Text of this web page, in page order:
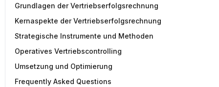
Grundlagen der Vertriebserfolgsrechnung
Kernaspekte der Vertriebserfolgsrechnung
Strategische Instrumente und Methoden
Operatives Vertriebscontrolling
Umsetzung und Optimierung
Frequently Asked Questions